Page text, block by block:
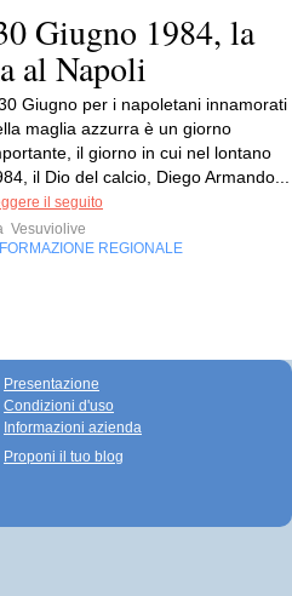
Giugno 1984, la
al Napoli
Giugno per i napoletani innamorati
maglia azzurra è un giorno
il giorno in cui nel lontano
il Dio del calcio, Diego Armando...
il seguito
Vesuviolive
REGIONALE
Presentazione
Condizioni d'uso
Informazioni azienda
Proponi il tuo blog